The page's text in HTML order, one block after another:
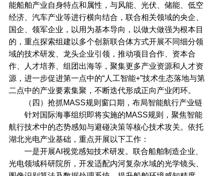
能船舶产业自身特点和属性，与风能、光伏、储能、低空
经济、汽车产业等进行横向结合，联合相关领域的央企、
国企、领军企业，以用为基本导向，以做大做强为根本目
的，重点探索组建以多个创新联合体方式开展不同细分领
域的技术研发、龙头企业引领，推动项目合作、资本合
作、人才培养、组团出海等，聚集更多产业资源和人才资
源，进一步促进第一点中的“人工智能+”技术生态落地与第
二点中的产业要素集聚，不断迭代形成正向产业闭环。
（四）抢抓MASS规则窗口期，布局智能航行产业链
针对国际海事组织即将实施的MASS规则，聚焦智能
航行技术中的态势感知与避碰决策等核心技术攻关。依托
湖北光电产业基础，重点开展以下工作：
一是开展AI视觉感知技术研发。联合船舶制造企业、
光电领域科研院所，开发适配内河复杂水域的光学镜头、